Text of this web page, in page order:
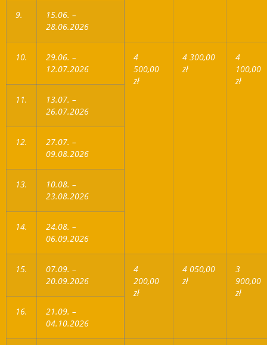
9.
15.06. –
28.06.2026
10.
29.06. –
12.07.2026
4
500,00
zł
4 300,00
zł
4
100,00
zł
11.
13.07. –
26.07.2026
12.
27.07. –
09.08.2026
13.
10.08. –
23.08.2026
14.
24.08. –
06.09.2026
15.
07.09. –
20.09.2026
4
200,00
zł
4 050,00
zł
3
900,00
zł
16.
21.09. –
04.10.2026